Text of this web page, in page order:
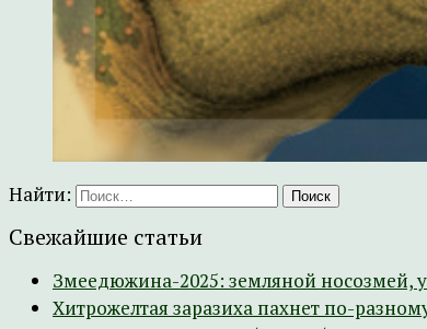
Найти:
Свежайшие статьи
Змеедюжина-2025: земляной носозмей,
Хитрожелтая заразиха пахнет по-